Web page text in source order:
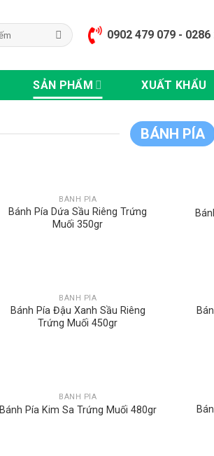
0902 479 079 - 0286
SẢN PHẨM XUẤT KHẨU
BÁNH PÍA
BÁNH PÍA
Bánh Pía Dứa Sầu Riêng Trứng
Muối 350gr
BÁNH PÍA
Bánh Pía Đậu Xanh Sầu Riêng
Trứng Muối 450gr
BÁNH PÍA
Bánh Pía Kim Sa Trứng Muối 480gr